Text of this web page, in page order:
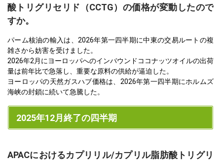
酸トリグリセリド（CCTG）の価格が変動したので
すか。
パーム核油の輸入は、2026年第一四半期に中東の交易ルートの複
雑さから妨害を受けました。
2026年2月にヨーロッパへのインバウンドココナッツオイルの出荷
量は前年比で急落し、重要な原料の供給が逼迫した。
ヨーロッパの天然ガスハブ価格は、2026年第一四半期にホルムズ
海峡の封鎖に続いて急騰した。
2025年12月終了の四半期
APACにおけるカプリリル/カプリル脂肪酸トリグリ